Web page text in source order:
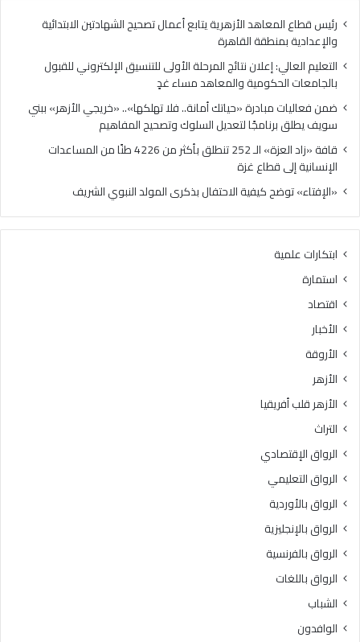
غدٍ رئيس قطاع المعاهد الأزهرية يتابع أعمال تصحيح الشهادتين الابتدائية
والإعدادية بمنطقة القاهرة
التعليم العالي: إعلان نتائج المرحلة الأولى للتنسيق الإلكتروني للقبول
بالجامعات الحكومية والمعاهد مساء غدٍ
ضمن فعاليات مبادرة «حياتك أمانة.. فلا تهلكها».. «خريجي الأزهر» ببني
سويف يطلق برنامجًا لتعديل السلوك وتصحيح المفاهيم
قافة «زاد العزة» الـ 252 تنطلق بأكثر من 4226 طنًا من المساعدات
الإنسانية إلى قطاع غزة
«الإفتاء» توضح كيفية الاحتفال بذكرى المولد النبوي الشريف
ابتكارات علمية
استمارة
اقتصاد
الأخبار
الأروقة
الأزهر
الأزهر قلب أفريقيا
التراث
الرواق الإقتصادي
الرواق التعليمي
الرواق بالأوردية
الرواق بالإنجليزية
الرواق بالفرنسية
الرواق باللغات
الشباب
الوافدون